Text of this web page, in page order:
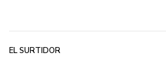
EL SURTIDOR